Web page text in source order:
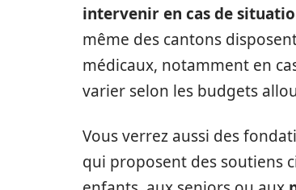
intervenir en cas de
même des cantons
médicaux, notamment en
varier selon les budgets
Vous verrez aussi des
qui proposent des soutiens